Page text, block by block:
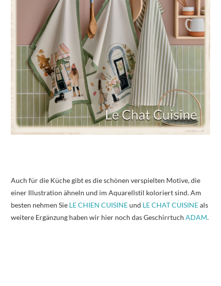
Auch für die Küche gibt es die schönen verspielten Motive, die
einer Illustration ähneln und im Aquarellstil koloriert sind. Am
besten nehmen Sie LE CHIEN CUISINEund LE CHAT CUISINEals
weitere Ergänzung haben wir hier noch das GeschirrtuchADAM.